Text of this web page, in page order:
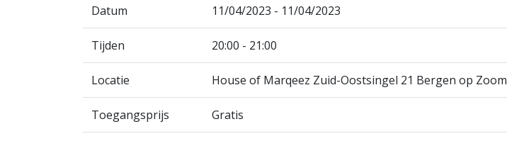
Datum 11/04/2023 - 11/04/2023
Tijden 20:00 - 21:00
Locatie House of Marqeez Zuid-Oostsingel 21 Bergen op Zoom
Toegangsprijs Gratis